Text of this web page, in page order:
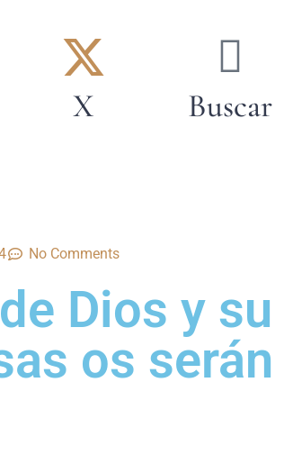
X Buscar
No Comments
Dios y su
os serán